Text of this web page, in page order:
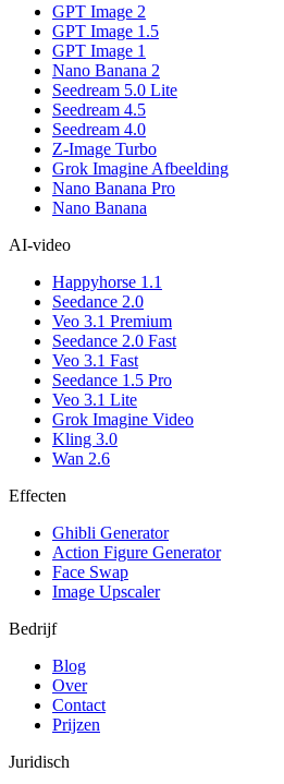
GPT Image 2
GPT Image 1.5
GPT Image 1
Nano Banana 2
Seedream 5.0 Lite
Seedream 4.5
Seedream 4.0
Z-Image Turbo
Grok Imagine Afbeelding
Nano Banana Pro
Nano Banana
AI-video
Happyhorse 1.1
Seedance 2.0
Veo 3.1 Premium
Seedance 2.0 Fast
Veo 3.1 Fast
Seedance 1.5 Pro
Veo 3.1 Lite
Grok Imagine Video
Kling 3.0
Wan 2.6
Effecten
Ghibli Generator
Action Figure Generator
Face Swap
Image Upscaler
Bedrijf
Blog
Over
Contact
Prijzen
Juridisch